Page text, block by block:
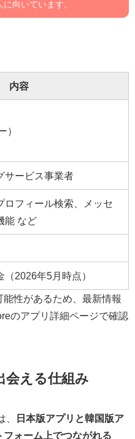
向いています。
内容
）
サービス事業者
ロフィール検索、メッセ
能 など
2026年5月時点）
性があるため、最新情報
のアプリ詳細ページで確認
会える仕組み
日本版アプリと韓国版ア
ォーム上でつながれる